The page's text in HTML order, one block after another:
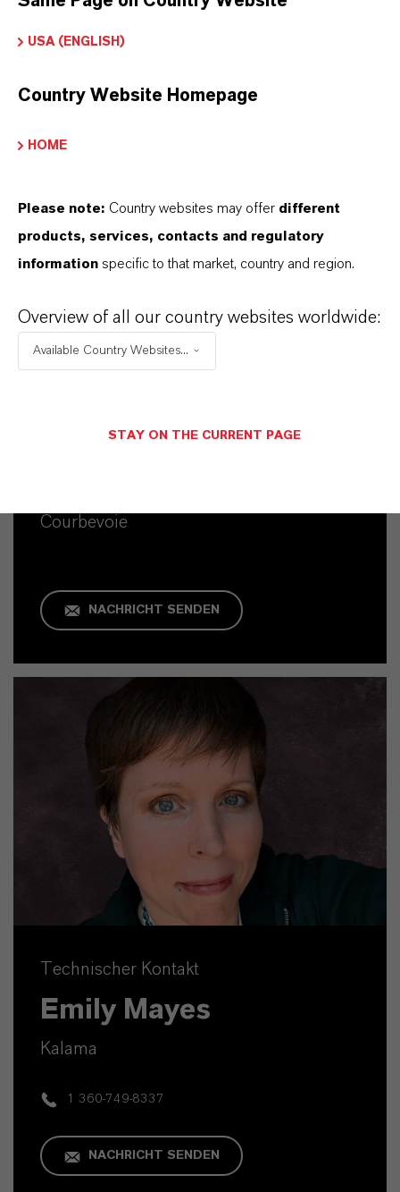
Partner für Ihr Unternehmen ist
Kaufmännischer Kontakt
Courbevoie
NACHRICHT SENDEN
Technischer Kontakt
Emily Mayes
Kalama
1 360-749-8337
NACHRICHT SENDEN
USA (ENGLISH)
Country Website Homepage
HOME
Please note: Country websites may offer different
products, services, contacts and regulatory
information specific to that market, country and region.
Overview of all our country websites worldwide:
Available Country Websites...
STAY ON THE CURRENT PAGE